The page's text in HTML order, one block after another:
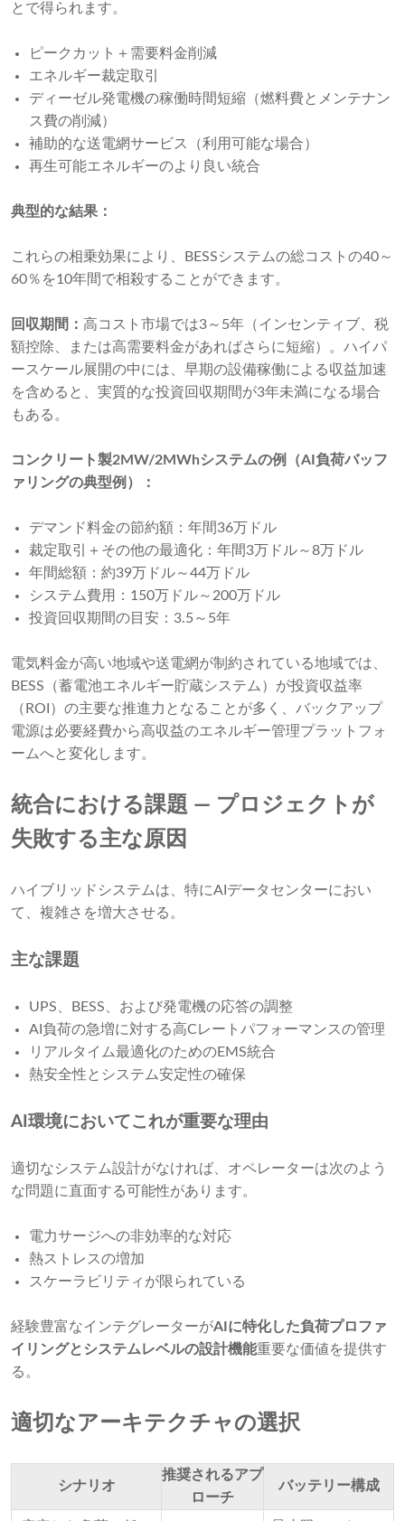
とで得られます。
ピークカット＋需要料金削減
エネルギー裁定取引
ディーゼル発電機の稼働時間短縮（燃料費とメンテナン
ス費の削減）
補助的な送電網サービス（利用可能な場合）
再生可能エネルギーのより良い統合
典型的な結果：
これらの相乗効果により、BESSシステムの総コストの40～
60％を10年間で相殺することができます。
回収期間： 高コスト市場では3～5年（インセンティブ、税
額控除、または高需要料金があればさらに短縮）。ハイパ
ースケール展開の中には、早期の設備稼働による収益加速
を含めると、実質的な投資回収期間が3年未満になる場合
もある。
コンクリート製2MW/2MWhシステムの例（AI負荷バッフ
ァリングの典型例）：
デマンド料金の節約額：年間36万ドル
裁定取引＋その他の最適化：年間3万ドル～8万ドル
年間総額：約39万ドル～44万ドル
システム費用：150万ドル～200万ドル
投資回収期間の目安：3.5～5年
電気料金が高い地域や送電網が制約されている地域では、
BESS（蓄電池エネルギー貯蔵システム）が投資収益率
（ROI）の主要な推進力となることが多く、バックアップ
電源は必要経費から高収益のエネルギー管理プラットフォ
ームへと変化します。
統合における課題 ― プロジェクトが
失敗する主な原因
ハイブリッドシステムは、特にAIデータセンターにおい
て、複雑さを増大させる。
主な課題
UPS、BESS、および発電機の応答の調整
AI負荷の急増に対する高Cレートパフォーマンスの管理
リアルタイム最適化のためのEMS統合
熱安全性とシステム安定性の確保
AI環境においてこれが重要な理由
適切なシステム設計がなければ、オペレーターは次のよう
な問題に直面する可能性があります。
電力サージへの非効率的な対応
熱ストレスの増加
スケーラビリティが限られている
経験豊富なインテグレーターがAIに特化した負荷プロファ
イリングとシステムレベルの設計機能重要な価値を提供す
る。
適切なアーキテクチャの選択
シナリオ
推奨されるアプ
ローチ
バッテリー構成